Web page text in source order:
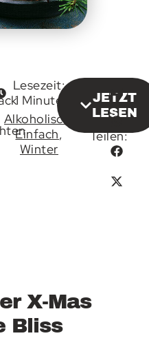
Lesezeit:
1 Minute
Alkoholisch
Einfach,
Winter
JETZT
LESEN
Teilen:
X-Mas
Bliss